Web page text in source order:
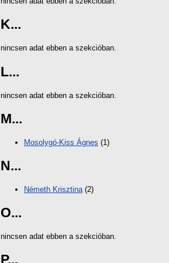
K...
nincsen adat ebben a szekcióban.
L...
nincsen adat ebben a szekcióban.
M...
Mosolygó-Kiss Ágnes (1)
N...
Németh Krisztina(2)
O...
nincsen adat ebben a szekcióban.
P...